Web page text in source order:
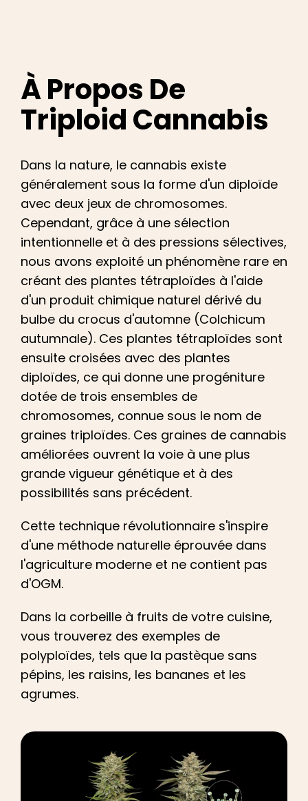
À Propos De
Triploid Cannabis
Dans la nature, le cannabis existe
généralement sous la forme d'un diploïde
avec deux jeux de chromosomes.
Cependant, grâce à une sélection
intentionnelle et à des pressions sélectives,
nous avons exploité un phénomène rare en
créant des plantes tétraploïdes à l'aide
d'un produit chimique naturel dérivé du
bulbe du crocus d'automne (Colchicum
autumnale). Ces plantes tétraploïdes sont
ensuite croisées avec des plantes
diploïdes, ce qui donne une progéniture
dotée de trois ensembles de
chromosomes, connue sous le nom de
graines triploïdes. Ces graines de cannabis
améliorées ouvrent la voie à une plus
grande vigueur génétique et à des
possibilités sans précédent.
Cette technique révolutionnaire s'inspire
d'une méthode naturelle éprouvée dans
l'agriculture moderne et ne contient pas
d'OGM.
Dans la corbeille à fruits de votre cuisine,
vous trouverez des exemples de
polyploïdes, tels que la pastèque sans
pépins, les raisins, les bananes et les
agrumes.